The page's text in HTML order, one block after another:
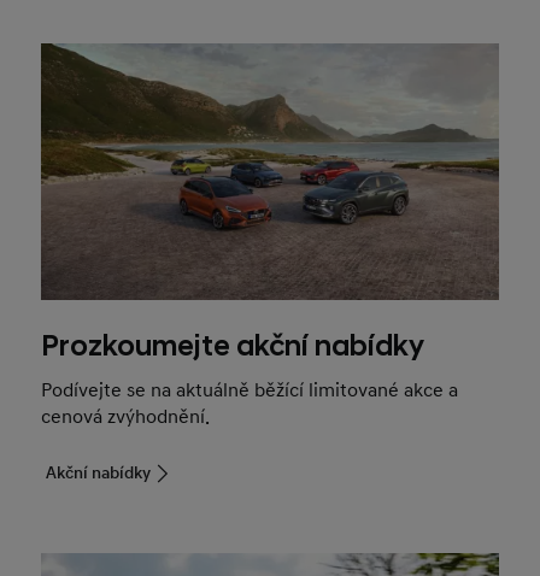
Prozkoumejte akční nabídky
Podívejte se na aktuálně běžící limitované akce a
cenová zvýhodnění.
Akční nabídky